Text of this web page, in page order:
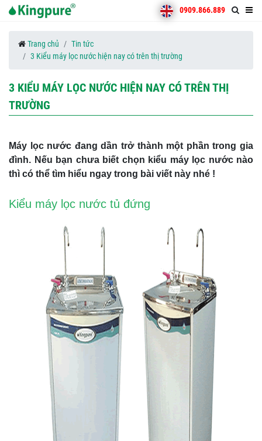
0909.866.889
Trang chủ
Tin tức
3 Kiểu máy lọc nước hiện nay có trên thị trường
3 KIỂU MÁY LỌC NƯỚC HIỆN NAY CÓ TRÊN THỊ
TRƯỜNG
Máy lọc nước đang dần trở thành một phần trong gia
đình. Nếu bạn chưa biết chọn kiểu máy lọc nước nào
thì có thể tìm hiểu ngay trong bài viết này nhé !
Kiểu máy lọc nước tủ đứng